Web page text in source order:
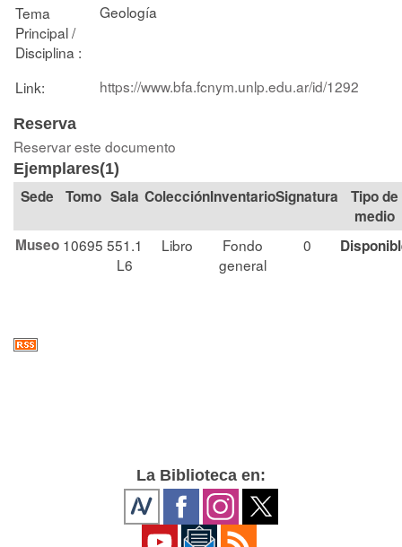
Tema
Principal /
Disciplina :
Geología
Link: https://www.bfa.fcnym.unlp.edu.ar/id/1292
Reserva
Reservar este documento
Ejemplares(1)
Tomo Sala Colección Signatura
Tipo de
medio
Museo 10695 551.1
L6
Libro
Fondo
general
0
La Biblioteca en: